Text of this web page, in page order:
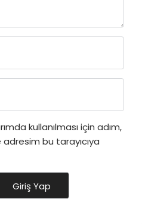
kullanılması için adım,
bu tarayıcıya
Giriş Yap